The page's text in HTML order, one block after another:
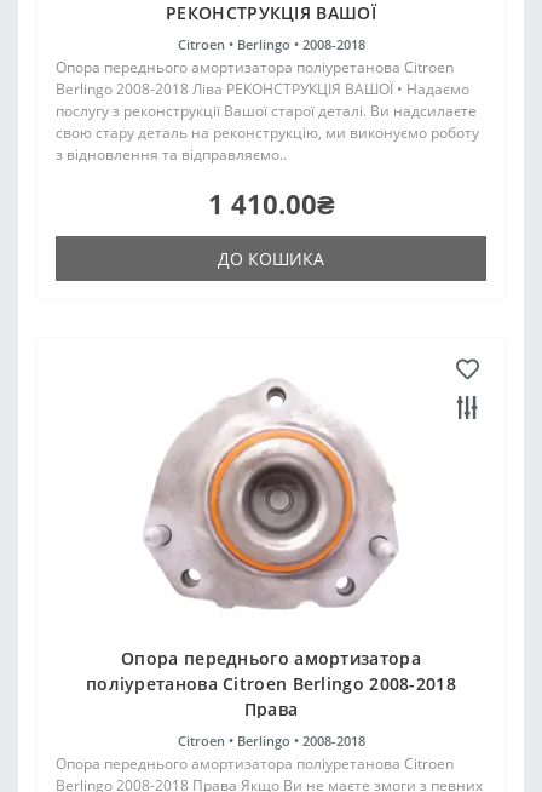
РЕКОНСТРУКЦІЯ ВАШОЇ
Citroen • Berlingo • 2008-2018
Опора переднього амортизатора поліуретанова Citroen
Berlingo 2008-2018 Ліва РЕКОНСТРУКЦІЯ ВАШОЇ • Надаємо
послугу з реконструкції Вашої старої деталі. Ви надсилаєте
свою стару деталь на реконструкцію, ми виконуємо роботу
з відновлення та відправляємо..
1 410.00₴
ДО КОШИКА
Опора переднього амортизатора
поліуретанова Citroen Berlingo 2008-2018
Права
Citroen • Berlingo • 2008-2018
Опора переднього амортизатора поліуретанова Citroen
Berlingo 2008-2018 Права Якщо Ви не маєте змоги з певних